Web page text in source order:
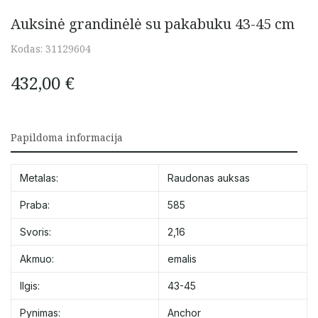
Auksinė grandinėlė su pakabuku 43-45 cm
Kodas: 31129604
432,00 €
Papildoma informacija
Metalas: Raudonas auksas
Praba: 585
Svoris: 2,16
Akmuo: emalis
Ilgis: 43-45
Pynimas: Anchor